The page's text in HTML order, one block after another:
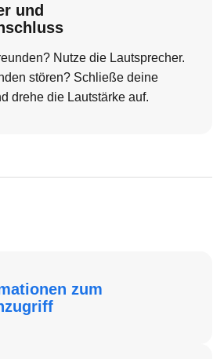
und
Nutze die Lautsprecher.
stören? Schließe deine
drehe die Lautstärke auf.
zum